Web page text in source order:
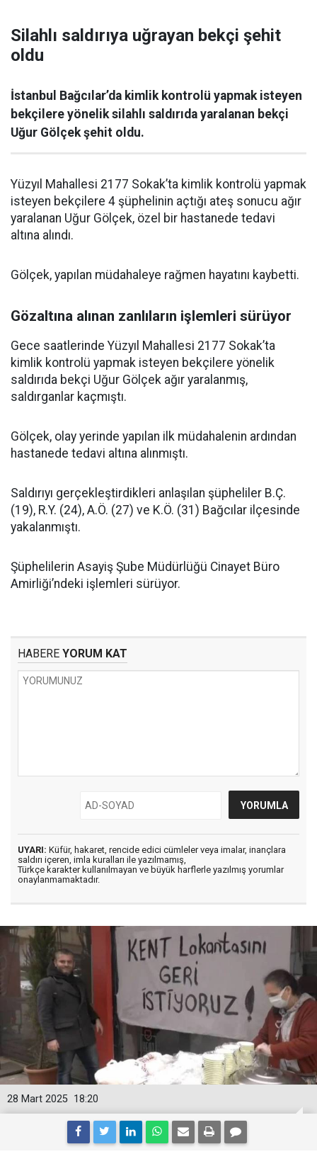
Silahlı saldırıya uğrayan bekçi şehit
oldu
İstanbul Bağcılar’da kimlik kontrolü yapmak isteyen
bekçilere yönelik silahlı saldırıda yaralanan bekçi
Uğur Gölçek şehit oldu.
Yüzyıl Mahallesi 2177 Sokak’ta kimlik kontrolü yapmak
isteyen bekçilere 4 şüphelinin açtığı ateş sonucu ağır
yaralanan Uğur Gölçek, özel bir hastanede tedavi
altına alındı.
Gölçek, yapılan müdahaleye rağmen hayatını kaybetti.
Gözaltına alınan zanlıların işlemleri sürüyor
Gece saatlerinde Yüzyıl Mahallesi 2177 Sokak’ta
kimlik kontrolü yapmak isteyen bekçilere yönelik
saldırıda bekçi Uğur Gölçek ağır yaralanmış,
saldırganlar kaçmıştı.
Gölçek, olay yerinde yapılan ilk müdahalenin ardından
hastanede tedavi altına alınmıştı.
Saldırıyı gerçekleştirdikleri anlaşılan şüpheliler B.Ç.
(19), R.Y. (24), A.Ö. (27) ve K.Ö. (31) Bağcılar ilçesinde
yakalanmıştı.
Şüphelilerin Asayiş Şube Müdürlüğü Cinayet Büro
Amirliği’ndeki işlemleri sürüyor.
HABERE YORUM KAT
UYARI: Küfür, hakaret, rencide edici cümleler veya imalar, inançlara
saldırı içeren, imla kuralları ile yazılmamış,
Türkçe karakter kullanılmayan ve büyük harflerle yazılmış yorumlar
onaylanmamaktadır.
18:20
28 Mart 2025